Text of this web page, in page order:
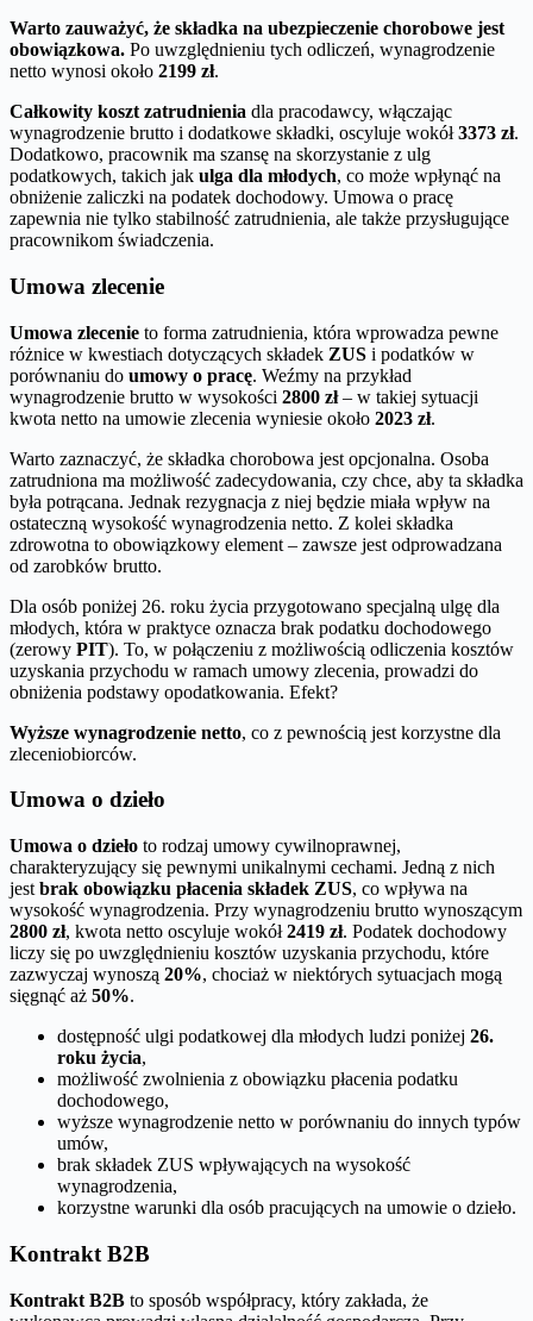
Warto zauważyć, że składka na ubezpieczenie chorobowe jest
obowiązkowa. Po uwzględnieniu tych odliczeń, wynagrodzenie
netto wynosi około 2199 zł.
Całkowity koszt zatrudnienia dla pracodawcy, włączając
wynagrodzenie brutto i dodatkowe składki, oscyluje wokół3373 zł.
Dodatkowo, pracownik ma szansę na skorzystanie z ulg
podatkowych, takich jak ulga dla młodych, co może wpłynąć na
obniżenie zaliczki na podatek dochodowy. Umowa o pracę
zapewnia nie tylko stabilność zatrudnienia, ale także przysługujące
pracownikom świadczenia.
Umowa zlecenie
Umowa zlecenie to forma zatrudnienia, która wprowadza pewne
różnice w kwestiach dotyczących składek ZUS i podatków w
porównaniu do umowy o pracę. Weźmy na przykład
wynagrodzenie brutto w wysokości 2800 zł– w takiej sytuacji
kwota netto na umowie zlecenia wyniesie około 2023 zł.
Warto zaznaczyć, że składka chorobowa jest opcjonalna. Osoba
zatrudniona ma możliwość zadecydowania, czy chce, aby ta składka
była potrącana. Jednak rezygnacja z niej będzie miała wpływ na
ostateczną wysokość wynagrodzenia netto. Z kolei składka
zdrowotna to obowiązkowy element – zawsze jest odprowadzana
od zarobków brutto.
Dla osób poniżej 26. roku życia przygotowano specjalną ulgę dla
młodych, która w praktyce oznacza brak podatku dochodowego
(zerowy PIT). To, w połączeniu z możliwością odliczenia kosztów
uzyskania przychodu w ramach umowy zlecenia, prowadzi do
obniżenia podstawy opodatkowania. Efekt?
Wyższe wynagrodzenie netto, co z pewnością jest korzystne dla
zleceniobiorców.
Umowa o dzieło
Umowa o dzieło to rodzaj umowy cywilnoprawnej,
charakteryzujący się pewnymi unikalnymi cechami. Jedną z nich
jest brak obowiązku płacenia składek ZUS, co wpływa na
wysokość wynagrodzenia. Przy wynagrodzeniu brutto wynoszącym
2800 zł, kwota netto oscyluje wokół2419 zł. Podatek dochodowy
liczy się po uwzględnieniu kosztów uzyskania przychodu, które
zazwyczaj wynoszą 20%, chociaż w niektórych sytuacjach mogą
sięgnąć aż 50%.
dostępność ulgi podatkowej dla młodych ludzi poniżej 26.
roku życia,
możliwość zwolnienia z obowiązku płacenia podatku
dochodowego,
wyższe wynagrodzenie netto w porównaniu do innych typów
umów,
brak składek ZUS wpływających na wysokość
wynagrodzenia,
korzystne warunki dla osób pracujących na umowie o dzieło.
Kontrakt B2B
Kontrakt B2B to sposób współpracy, który zakłada, że